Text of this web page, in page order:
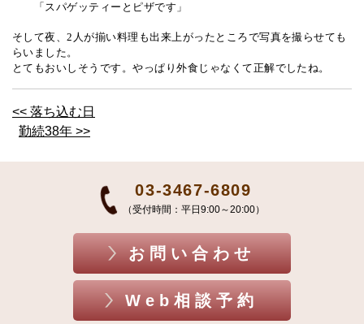
「スパゲッティーとピザです」
そして夜、2 人が揃い料理も出来上がったところで写真を撮らせても
らいました。
とてもおいしそうです。やっぱり外食じゃなくて正解でしたね。
<< 落ち込む日
勤続38年 >>
03-3467-6809
（受付時間：平日9:00～20:00）
お問い合わせ
Web相談予約